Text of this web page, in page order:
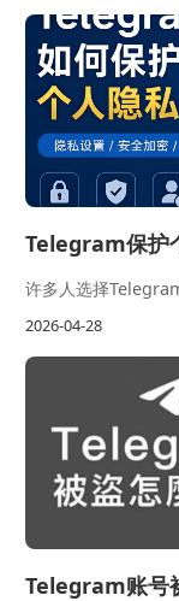
Telegram保护
许多人选择
2026-04-28
Telegram账号